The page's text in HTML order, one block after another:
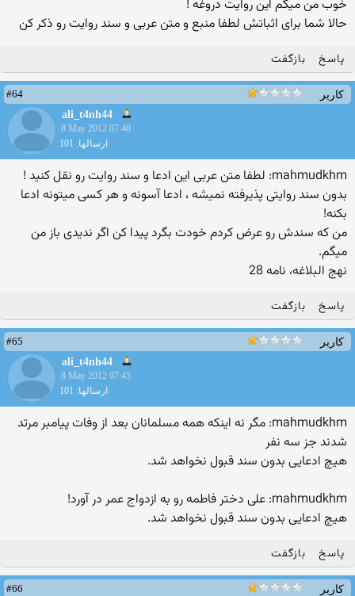
خوب من میگم این روایت دروغه !
حالا شما برای اثباتش لطفا منبع و متن عربی و سند روایت رو ذکر کن
پاسخ بازگفت
کاربر
#64
ali_t4nh44
8 May 2012 07:40
ارسالها: 101
mahmudkhm: لطفا متن عربی این ادعا و سند روایت رو نقل کنید !
بدون سند روایتی پذیرفته نمیشه ، ادعا آسونه و هر کسی میتونه ادعا
بکنه!
من که سندش رو عرض کردم خودت بگرد پیدا کن اگر ندیدی باز من
میگم.
نهج البلاغه، نامه 28
پاسخ بازگفت
کاربر
#65
ali_t4nh44
8 May 2012 07:45
ارسالها: 101
mahmudkhm: مگر نه اینکه همه مسلمانان بعد از وفات پیامبر مرتد
شدند جز سه نفر
هیچ ادعایی بدون سند قبول نخواهد شد.
mahmudkhm: علی دختر فاطمه رو به ازدواج عمر در آورد!
هیچ ادعایی بدون سند قبول نخواهد شد.
پاسخ بازگفت
کاربر #66